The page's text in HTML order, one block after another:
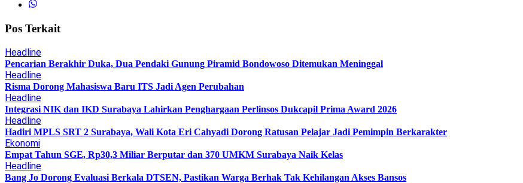
Pos Terkait
Headline
Pencarian Berakhir Duka, Dua Pendaki Gunung Piramid Bondowoso Ditemukan Meninggal
Headline
Risma Dorong Mahasiswa Baru ITS Jadi Agen Perubahan
Headline
Integrasi NIK dan IKD Surabaya Lahirkan Penghargaan Perlinsos Dukcapil Prima Award 2026
Headline
Hadiri MPLS SRT 2 Surabaya, Wali Kota Eri Cahyadi Dorong Ratusan Pelajar Jadi Pemimpin Berkarakter
Ekonomi
Empat Tahun SGE, Rp30,3 Miliar Berputar dan 370 UMKM Surabaya Naik Kelas
Headline
Bang Jo Dorong Evaluasi Berkala DTSEN, Pastikan Warga Berhak Tak Kehilangan Akses Bansos